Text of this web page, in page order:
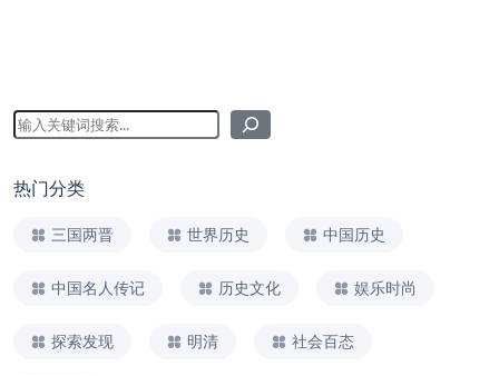
热门分类
三国两晋 世界历史 中国历史
中国名人传记 历史文化 娱乐时尚
探索发现 明清 社会百态